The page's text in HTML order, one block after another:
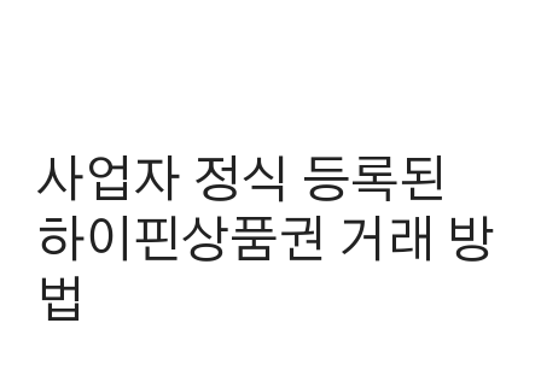
사업자 정식 등록된
하이핀상품권 거래 방
법